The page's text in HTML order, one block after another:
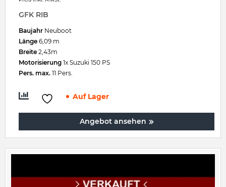
GFK RIB
Baujahr Neuboot
Länge 6,09 m
Breite 2,43m
Motorisierung 1x Suzuki 150 PS
Pers. max. 11 Pers.
Auf Lager
Angebot ansehen